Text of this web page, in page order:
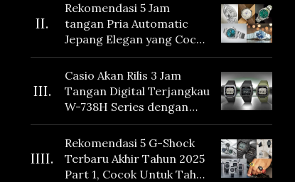
II.
Rekomendasi 5 Jam
tangan Pria Automatic
Jepang Elegan yang Cocok
Dikoleksi di 2026
III.
Casio Akan Rilis 3 Jam
Tangan Digital Terjangkau
W-738H Series dengan
Masa Baterai 10 Tahun
dan Fitur Vibration
IIII.
Rekomendasi 5 G-Shock
Terbaru Akhir Tahun 2025
Part 1, Cocok Untuk Tahun